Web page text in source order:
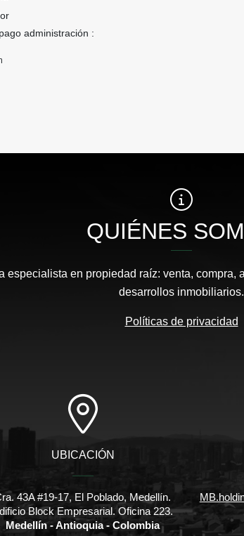
administración :
QUIÉNES
especialista en propiedad raíz: venta, compra,
desarrollos inmobiliarios.
Políticas de privacidad
UBICACIÓN
43A #19-17, El Poblado, Medellín.
Block Empresarial. Oficina 223.
Medellín - Antioquia - Colombia